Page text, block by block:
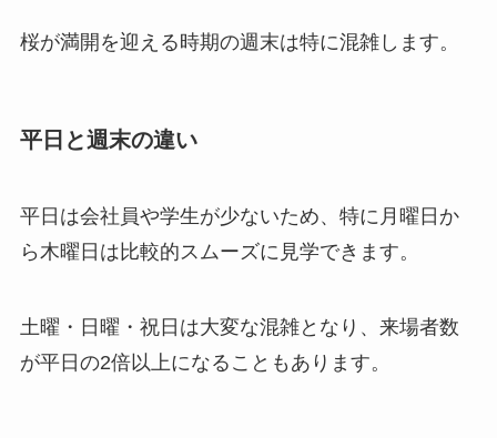
桜が満開を迎える時期の週末は特に混雑します。
平日と週末の違い
平日は会社員や学生が少ないため、特に月曜日か
ら木曜日は比較的スムーズに見学できます。
土曜・日曜・祝日は大変な混雑となり、来場者数
が平日の2倍以上になることもあります。